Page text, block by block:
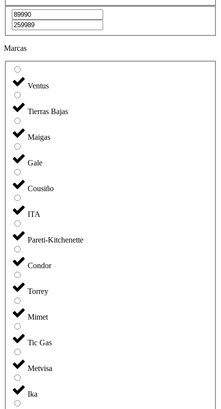
Marcas
Ventus
Tierras Bajas
Maigas
Gale
Cousiño
ITA
Pareti-Kitchenette
Condor
Torrey
Mimet
Tic Gas
Metvisa
Ika